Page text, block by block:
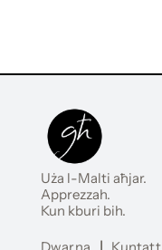
Uża l-Malti aħjar.
Apprezzah.
Kun kburi bih.